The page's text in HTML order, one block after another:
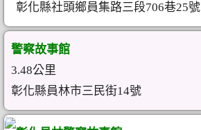
彰化縣社頭鄉員集路三段706巷25號
警察故事館
3.48公里
彰化縣員林市三民街14號